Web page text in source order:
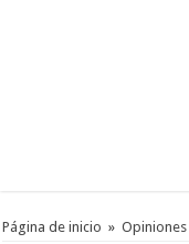
Página de inicio » Opiniones